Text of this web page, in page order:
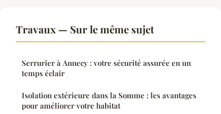
Travaux — Sur le même sujet
Serrurier à Annecy : votre sécurité assurée en un
temps éclair
Isolation extérieure dans la Somme : les avantages
pour améliorer votre habitat